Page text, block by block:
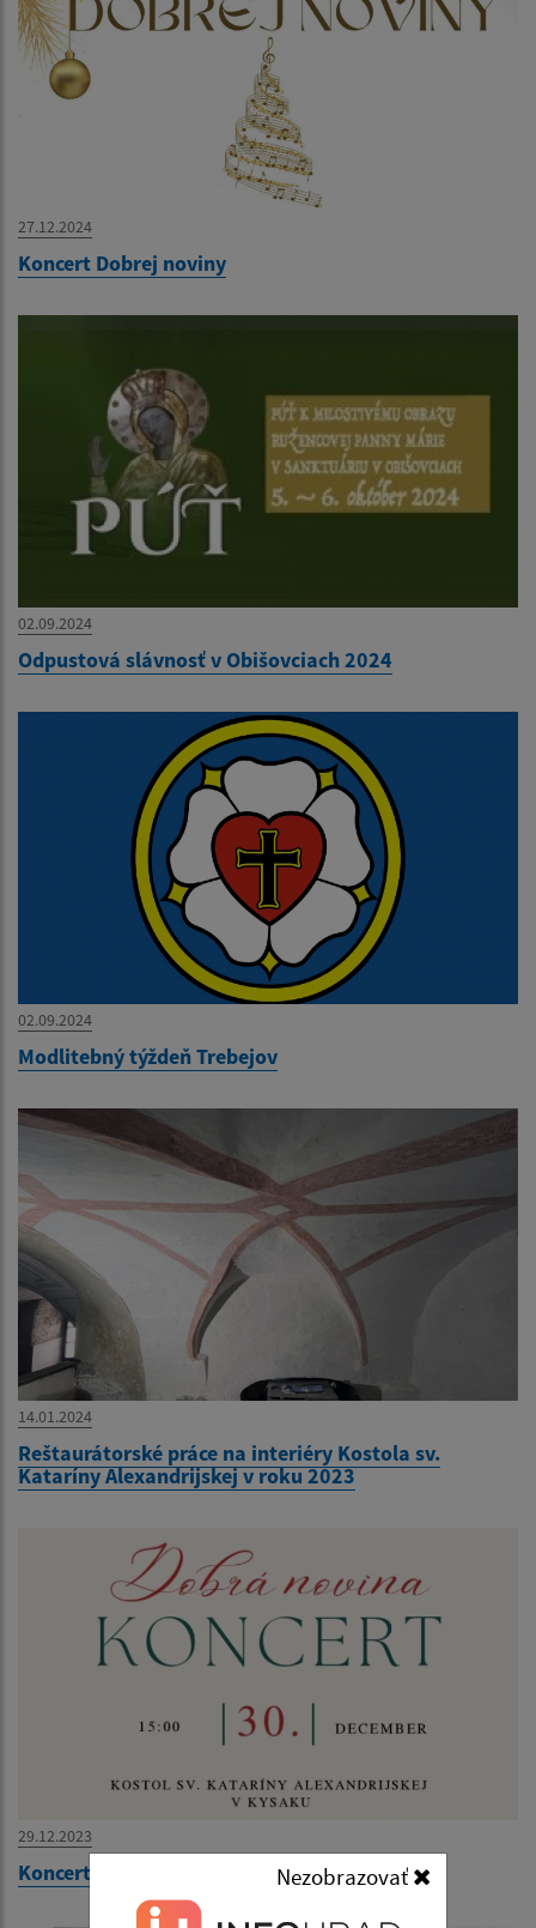
Nezobrazovať
27.12.2024
Koncert Dobrej noviny
02.09.2024
Odpustová slávnosť v Obišovciach 2024
02.09.2024
Modlitebný týždeň Trebejov
14.01.2024
Reštaurátorské práce na interiéry Kostola sv.
Kataríny Alexandrijskej v roku 2023
29.12.2023
Koncert